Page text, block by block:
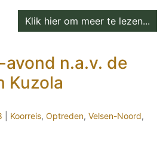
Klik hier om meer te lezen...
n.a.v. de
Kuzola
Koorreis, Optreden, Velsen-Noord,